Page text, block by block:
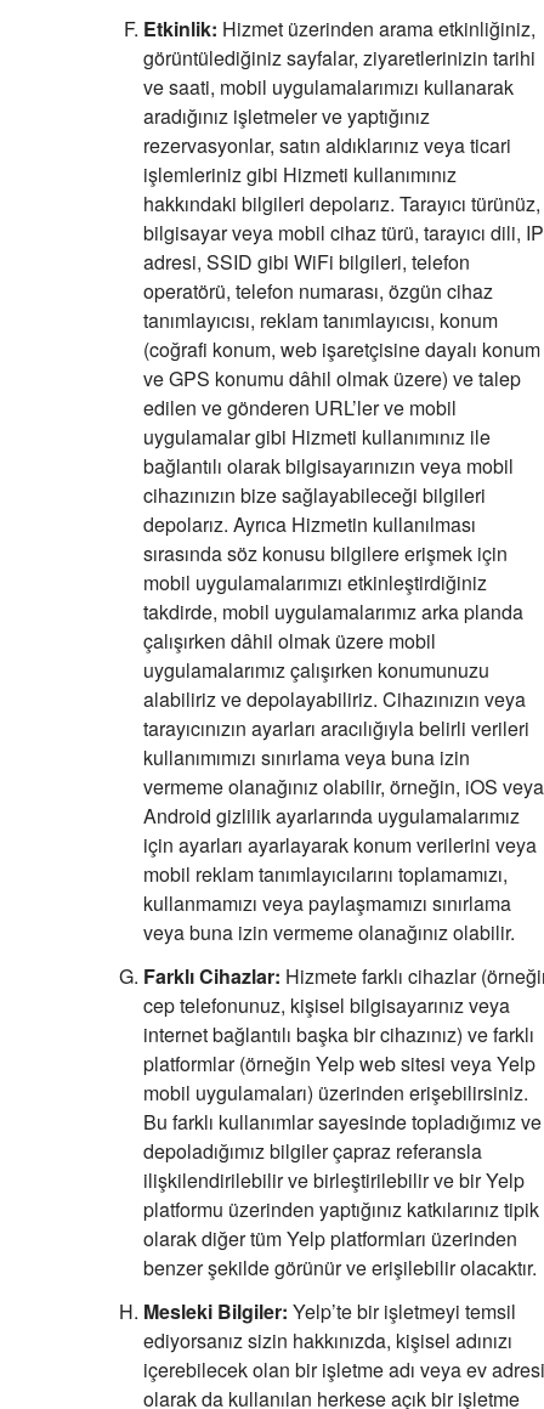
Etkinlik: Hizmet üzerinden arama etkinliğiniz,
görüntülediğiniz sayfalar, ziyaretlerinizin tarihi
ve saati, mobil uygulamalarımızı kullanarak
aradığınız işletmeler ve yaptığınız
rezervasyonlar, satın aldıklarınız veya ticari
işlemleriniz gibi Hizmeti kullanımınız
hakkındaki bilgileri depolarız. Tarayıcı türünüz,
bilgisayar veya mobil cihaz türü, tarayıcı dili, IP
adresi, SSID gibi WiFi bilgileri, telefon
operatörü, telefon numarası, özgün cihaz
tanımlayıcısı, reklam tanımlayıcısı, konum
(coğrafi konum, web işaretçisine dayalı konum
ve GPS konumu dâhil olmak üzere) ve talep
edilen ve gönderen URL’ler ve mobil
uygulamalar gibi Hizmeti kullanımınız ile
bağlantılı olarak bilgisayarınızın veya mobil
cihazınızın bize sağlayabileceği bilgileri
depolarız. Ayrıca Hizmetin kullanılması
sırasında söz konusu bilgilere erişmek için
mobil uygulamalarımızı etkinleştirdiğiniz
takdirde, mobil uygulamalarımız arka planda
çalışırken dâhil olmak üzere mobil
uygulamalarımız çalışırken konumunuzu
alabiliriz ve depolayabiliriz. Cihazınızın veya
tarayıcınızın ayarları aracılığıyla belirli verileri
kullanımımızı sınırlama veya buna izin
vermeme olanağınız olabilir, örneğin, iOS veya
Android gizlilik ayarlarında uygulamalarımız
için ayarları ayarlayarak konum verilerini veya
mobil reklam tanımlayıcılarını toplamamızı,
kullanmamızı veya paylaşmamızı sınırlama
veya buna izin vermeme olanağınız olabilir.
Farklı Cihazlar: Hizmete farklı cihazlar
cep telefonunuz, kişisel bilgisayarınız veya
internet bağlantılı başka bir cihazınız) ve farklı
platformlar (örneğin Yelp web sitesi veya Yelp
mobil uygulamaları) üzerinden erişebilirsiniz.
Bu farklı kullanımlar sayesinde topladığımız ve
depoladığımız bilgiler çapraz referansla
ilişkilendirilebilir ve birleştirilebilir ve bir Yelp
platformu üzerinden yaptığınız katkılarınız tipik
olarak diğer tüm Yelp platformları üzerinden
benzer şekilde görünür ve erişilebilir olacaktır.
Mesleki Bilgiler: Yelp’te bir işletmeyi temsil
ediyorsanız sizin hakkınızda, kişisel adınızı
içerebilecek olan bir işletme adı veya ev adresi
olarak da kullanılan herkese açık bir işletme